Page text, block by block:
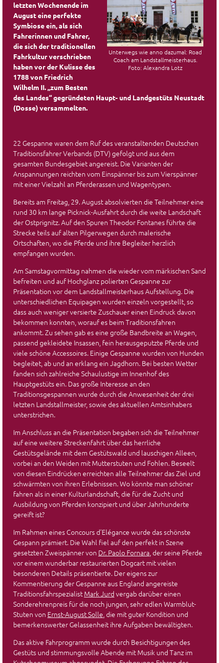
Unterwegs wie anno dazumal: Road
Coach am Landstallmeisterhaus.
Foto: Alexandra Lotz
letzten Wochenende im
August eine perfekte
Symbiose ein, als sich
Fahrerinnen und Fahrer,
die sich der traditionellen
Fahrkultur verschrieben
haben vor der Kulisse des
1788 von Friedrich
Wilhelm II. „zum Besten
des Landes“ gegründeten Haupt- und Landgestüts Neustadt
(Dosse) versammelten.
22 Gespanne waren dem Ruf des veranstaltenden Deutschen
Traditionsfahrer Verbands (DTV) gefolgt und aus dem
gesamten Bundesgebiet angereist. Die Varianten der
Anspannungen reichten vom Einspänner bis zum Vierspänner
mit einer Vielzahl an Pferderassen und Wagentypen.
Bereits am Freitag, 29. August absolvierten die Teilnehmer eine
rund 30 km lange Picknick-Ausfahrt durch die weite Landschaft
der Ostprignitz. Auf den Spuren Theodor Fontanes führte die
Strecke teils auf alten Pilgerwegen durch malerische
Ortschaften, wo die Pferde und ihre Begleiter herzlich
empfangen wurden.
Am Samstagvormittag nahmen die wieder vom märkischen Sand
befreiten und auf Hochglanz polierten Gespanne zur
Präsentation vor dem Landstallmeisterhaus Aufstellung. Die
unterschiedlichen Equipagen wurden einzeln vorgestellt, so
dass auch weniger versierte Zuschauer einen Eindruck davon
bekommen konnten, worauf es beim Traditionsfahren
ankommt. Zu sehen gab es eine große Bandbreite an Wagen,
passend gekleidete Insassen, fein herausgeputzte Pferde und
viele schöne Accessoires. Einige Gespanne wurden von Hunden
begleitet, ab und an erklang ein Jagdhorn. Bei besten Wetter
fanden sich zahlreiche Schaulustige im Innenhof des
Hauptgestüts ein. Das große Interesse an den
Traditionsgespannen wurde durch die Anwesenheit der drei
letzten Landstallmeister, sowie des aktuellen Amtsinhabers
unterstrichen.
Im Anschluss an die Präsentation begaben sich die Teilnehmer
auf eine weitere Streckenfahrt über das herrliche
Gestütsgelände mit dem Gestütswald und lauschigen Alleen,
vorbei an den Weiden mit Mutterstuten und Fohlen. Beseelt
von diesen Eindrücken erreichten alle Teilnehmer das Ziel und
schwärmten von ihren Erlebnissen. Wo könnte man schöner
fahren als in einer Kulturlandschaft, die für die Zucht und
Ausbildung von Pferden konzipiert und über Jahrhunderte
gereift ist?
Im Rahmen eines Concours d’Elégance wurde das schönste
Gespann prämiert. Die Wahl fiel auf den perfekt in Szene
gesetzten Zweispänner von Dr. Paolo Fornara, der seine Pferde
vor einem wunderbar restaurierten Dogcart mit vielen
besonderen Details präsentierte. Der eigens zur
Kommentierung der Gespanne aus England angereiste
TraditionsfahrspezialistMark Jurd vergab darüber einen
Sonderehrenpreis für die noch jungen, sehr edlen Warmblut-
Stuten von Ernst-August Solle, die mit guter Kondition und
bemerkenswerter Gelassenheit ihre Aufgaben bewältigten.
Das aktive Fahrprogramm wurde durch Besichtigungen des
Gestüts und stimmungsvolle Abende mit Musik und Tanz im